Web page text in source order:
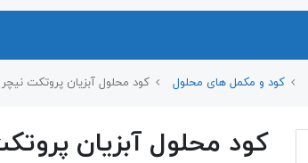
کود و مکمل های محلول کود محلول آبزیان پروتکت نیچر مدل
کود محلول آبزیان